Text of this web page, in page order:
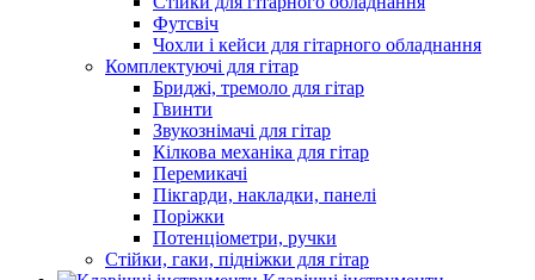
Футсвіч
Чохли і кейси для гітарного обладнання
Комплектуючі для гітар
Бриджі, тремоло для гітар
Гвинти
Звукознімачі для гітар
Кілкова механіка для гітар
Перемикачі
Пікгарди, накладки, панелі
Поріжки
Потенціометри, ручки
Стійки, гаки, підніжки для гітар